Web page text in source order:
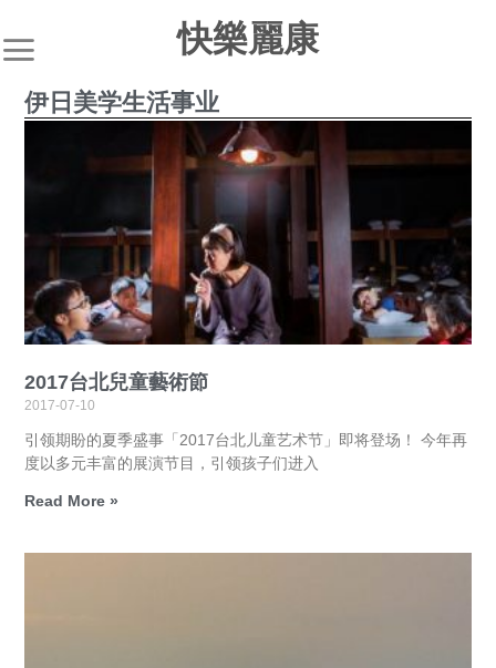
快樂麗康
伊日美学生活事业
2017台北兒童藝術節
2017-07-10
引领期盼的夏季盛事「2017台北儿童艺术节」即将登场！ 今年再
度以多元丰富的展演节目，引领孩子们进入
Read More »